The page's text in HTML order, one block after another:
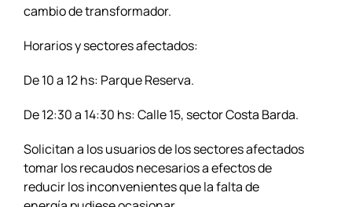
cambio de transformador.
Horarios y sectores afectados:
De 10 a 12 hs: Parque Reserva.
De 12:30 a 14:30 hs: Calle 15, sector Costa Barda.
Solicitan a los usuarios de los sectores afectados
tomar los recaudos necesarios a efectos de
reducir los inconvenientes que la falta de